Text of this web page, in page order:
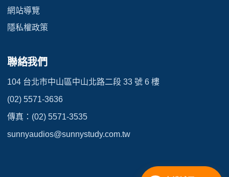
網站導覽
隱私權政策
聯絡我們
104 台北市中山區中山北路二段 33 號 6 樓
(02) 5571-3636
傳真：(02) 5571-3535
sunnyaudios@sunnystudy.com.tw